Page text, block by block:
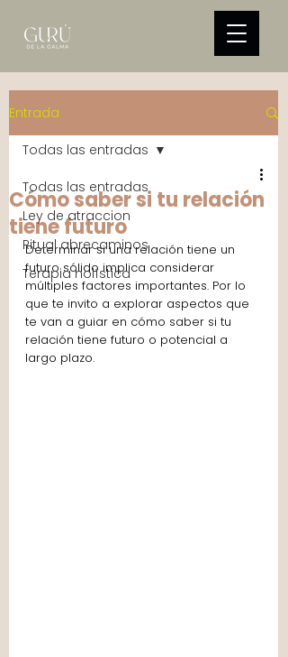
Entrada
Todas las entradas
Ley de atraccion
Ritual abrecaminos
Terapia holística
Todas las entradas
Cómo saber si tu relación
tiene futuro
Determinar si una relación tiene un
futuro sólido implica considerar
múltiples factores importantes. Por lo
que te invito a explorar aspectos que
te van a guiar en cómo saber si tu
relación tiene futuro o potencial a
largo plazo.